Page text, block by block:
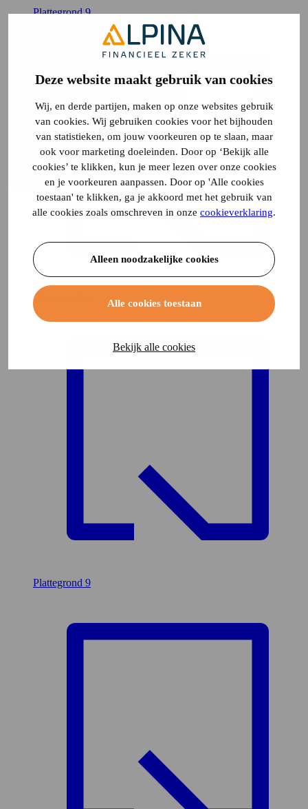
Deze website maakt gebruik van cookies
Wij, en derde partijen, maken op onze websites gebruik
van cookies. Wij gebruiken cookies voor het bijhouden
van statistieken, om jouw voorkeuren op te slaan, maar
ook voor marketing doeleinden. Door op ‘Bekijk alle
cookies’ te klikken, kun je meer lezen over onze cookies
en je voorkeuren aanpassen. Door op 'Alle cookies
toestaan' te klikken, ga je akkoord met het gebruik van
alle cookies zoals omschreven in onze cookieverklaring.
Alleen noodzakelijke cookies
Alle cookies toestaan
Bekijk alle cookies
Plattegrond9
Plattegrond
Plattegrond 9